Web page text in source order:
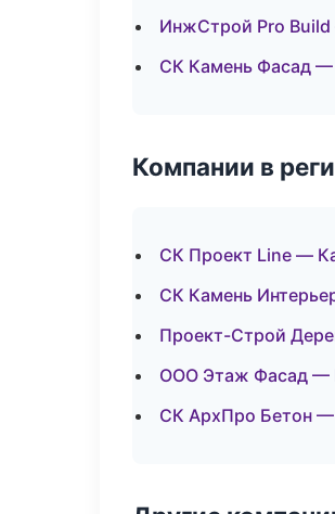
ИнжСтрой Pro
СК Камень Фасад —
Компании в
СК Проект Line —
СК Камень
Проект-Строй
ООО Этаж Фасад —
СК АрхПро Бетон